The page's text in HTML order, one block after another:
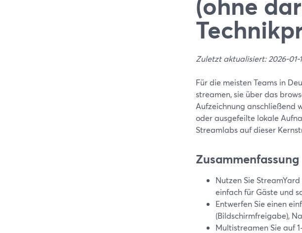
Zuletzt aktualisiert: 2026-01-
Für die meisten Teams in
streamen, sie über das
Aufzeichnung anschließend
oder ausgefeilte lokale
Streamlabs auf dieser
Zusammenfassung
Nutzen Sie
einfach für Gäste und
Entwerfen Sie einen
(Bildschirmfreigabe),
Multistreamen Sie auf